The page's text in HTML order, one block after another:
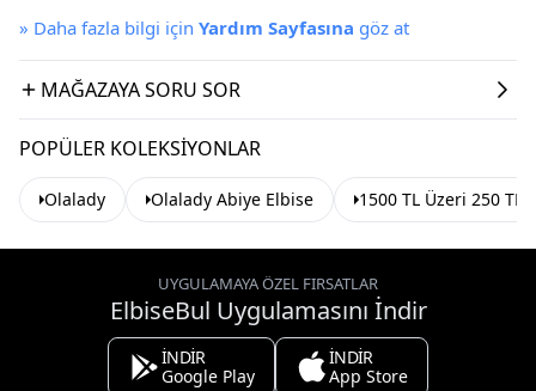
» Daha fazla bilgi için Yardım Sayfasına göz at
MAĞAZAYA SORU SOR
POPÜLER KOLEKSIYONLAR
Olalady Olalady Abiye Elbise 1500 TL Üzeri 250 TL
UYGULAMAYA ÖZEL FIRSATLAR
ElbiseBul Uygulamasını İndir
İNDİR
Google Play
İNDİR
App Store